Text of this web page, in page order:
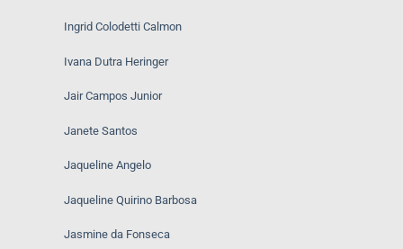
Ingrid Colodetti Calmon
Ivana Dutra Heringer
Jair Campos Junior
Janete Santos
Jaqueline Angelo
Jaqueline Quirino Barbosa
Jasmine da Fonseca